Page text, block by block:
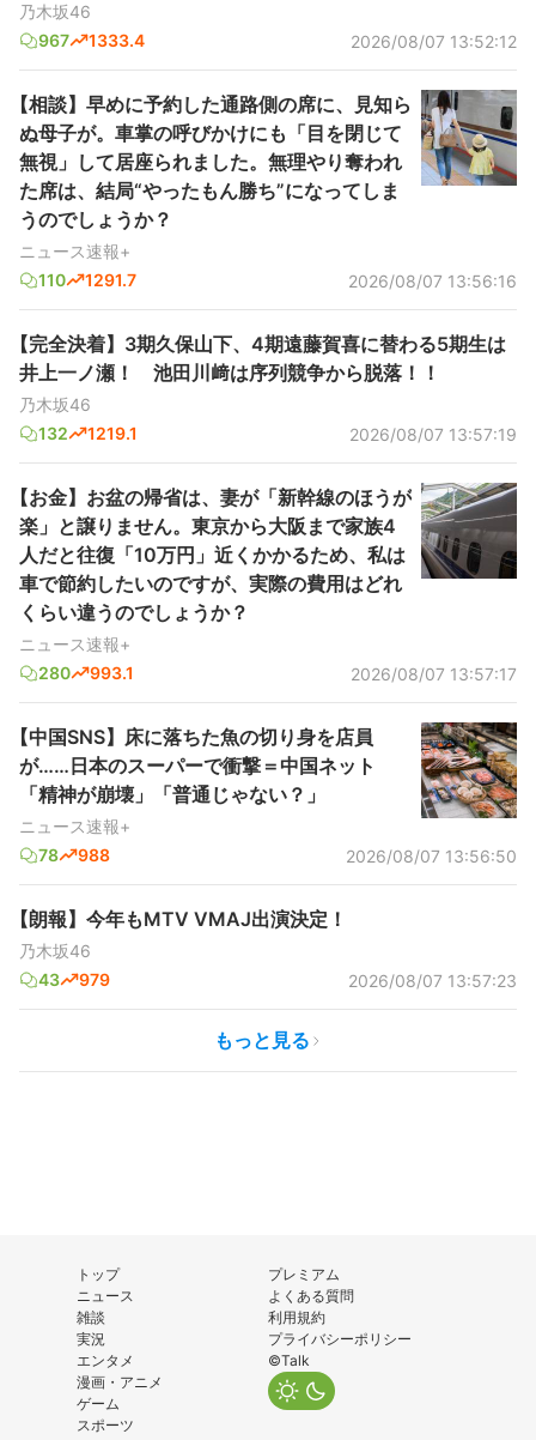
乃木坂46
967
1333.4 2026/08/07 13:52:12
【相談】早めに予約した通路側の席に、見知ら
ぬ母子が。車掌の呼びかけにも「目を閉じて
無視」して居座られました。無理やり奪われ
た席は、結局“やったもん勝ち”になってしま
うのでしょうか？
ニュース速報+
110
1291.7 2026/08/07 13:56:16
【完全決着】3期久保山下、4期遠藤賀喜に替わる5期生は
井上一ノ瀬！ 池田川﨑は序列競争から脱落！！
乃木坂46
132
1219.1 2026/08/07 13:57:19
【お金】お盆の帰省は、妻が「新幹線のほうが
楽」と譲りません。東京から大阪まで家族4
人だと往復「10万円」近くかかるため、私は
車で節約したいのですが、実際の費用はどれ
くらい違うのでしょうか？
ニュース速報+
280
993.1 2026/08/07 13:57:17
【中国SNS】床に落ちた魚の切り身を店員
が……日本のスーパーで衝撃＝中国ネット
「精神が崩壊」「普通じゃない？」
ニュース速報+
78
988 2026/08/07 13:56:50
【朗報】今年もMTV VMAJ出演決定！
乃木坂46
43
979 2026/08/07 13:57:23
もっと見る
トップ
ニュース
雑談
実況
エンタメ
漫画・アニメ
ゲーム
スポーツ
プレミアム
よくある質問
利用規約
プライバシーポリシー
©Talk